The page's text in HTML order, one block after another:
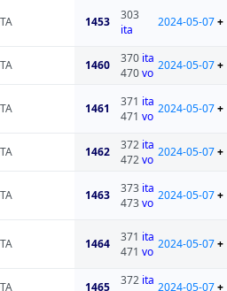
1453
303
ita
2024-05-07+
1460 370 ita
470vo
2024-05-07+
1461 371 ita
471 vo
2024-05-07+
1462 372 ita
472vo
2024-05-07+
1463 373 ita
473vo
2024-05-07+
1464 371 ita
471 vo
2024-05-07+
1465 372 ita 2024-05-07+